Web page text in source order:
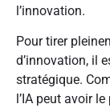
l’innovation.
Pour tirer
d’innovation, il
stratégique.
l’IA peut avoir